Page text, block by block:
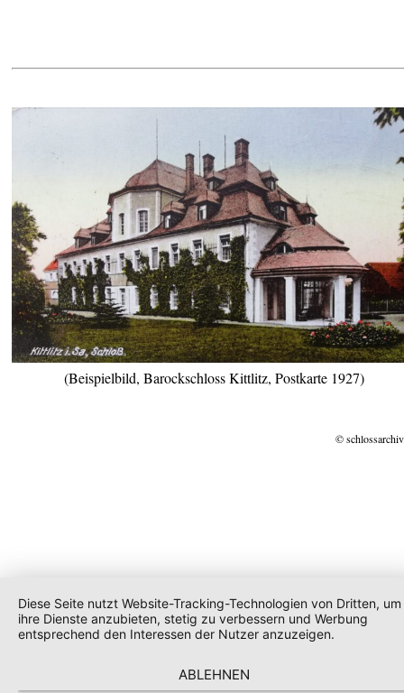
(Beispielbild, Barockschloss Kittlitz, Postkarte 1927)
©
Diese Seite nutzt Website-Tracking-Technologien von Dritten, um
ihre Dienste anzubieten, stetig zu verbessern und Werbung
entsprechend den Interessen der Nutzer anzuzeigen.
ABLEHNEN